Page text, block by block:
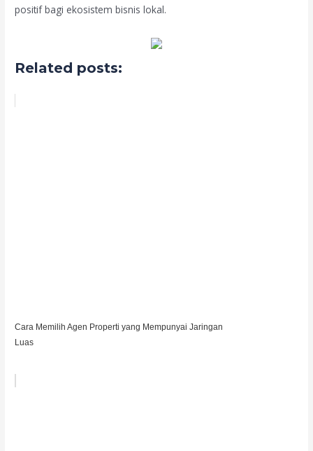
positif bagi ekosistem bisnis lokal.
Related posts:
Cara Memilih Agen Properti yang Mempunyai Jaringan
Luas